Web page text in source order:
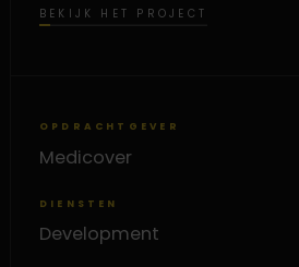
BEKIJK HET PROJECT
OPDRACHTGEVER
Medicover
DIENSTEN
Development